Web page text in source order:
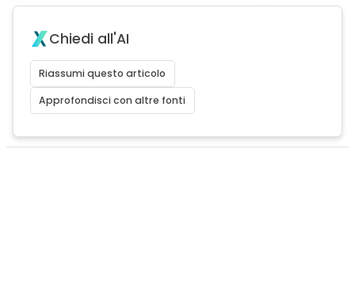
Chiedi all'AI
Riassumi questo articolo
Approfondisci con altre fonti